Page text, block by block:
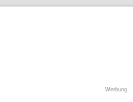
Werbung